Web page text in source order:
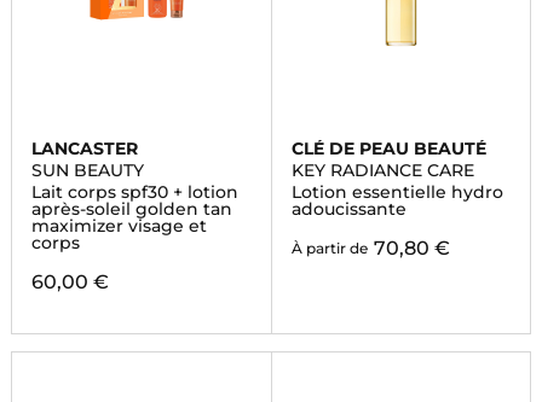
LANCASTER
SUN BEAUTY
Lait corps spf30 + lotion
après-soleil golden tan
maximizer visage et
corps
60,00 €
CLÉ DE PEAU BEAUTÉ
KEY RADIANCE CARE
Lotion essentielle hydro
adoucissante
À partir de 70,80 €